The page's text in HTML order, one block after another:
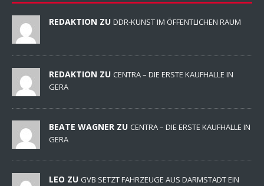
REDAKTION ZU DDR-KUNST IM ÖFFENTLICHEN RAUM
REDAKTION ZU CENTRA – DIE ERSTE KAUFHALLE IN
GERA
BEATE WAGNER ZU CENTRA – DIE ERSTE KAUFHALLE IN
GERA
LEO ZU GVB SETZT FAHRZEUGE AUS DARMSTADT EIN